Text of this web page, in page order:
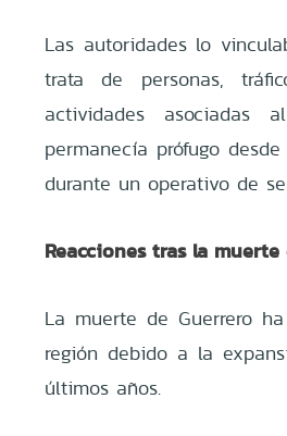
Las autoridades lo
trata de personas,
actividades asociadas
permanecía prófugo
durante un operativo de
Reacciones tras la
La muerte de Guerrero
región debido a la
últimos años.